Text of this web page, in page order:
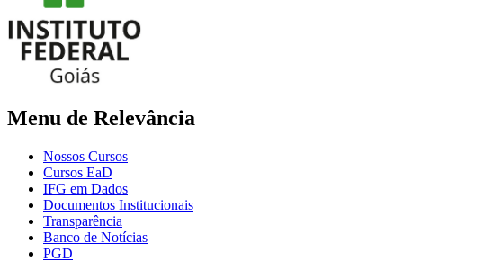
Menu de Relevância
Nossos Cursos
Cursos EaD
IFG em Dados
Documentos Institucionais
Transparência
Banco de Notícias
PGD